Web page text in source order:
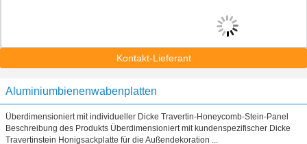
Kontakt-Lieferant
Aluminiumbienenwabenplatten
Überdimensioniert mit individueller Dicke Travertin-Honeycomb-Stein-Panel
Beschreibung des Produkts Überdimensioniert mit kundenspezifischer Dicke
Travertinstein Honigsackplatte für die Außendekoration ...